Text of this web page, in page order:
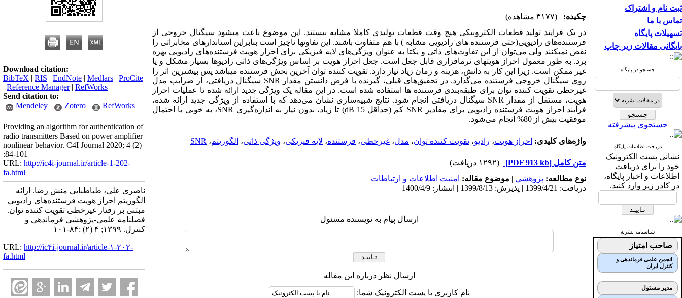
ثبت نام و اشتراک
تماس با ما
تسهیلات پایگاه
بایگانی مقالات زیر چاپ
جستجو در پایگاه
جستجوی پیشرفته
دریافت اطلاعات پایگاه
نشانی پست الکترونیک
خود را برای دریافت
اطلاعات و اخبار پایگاه،
در کادر زیر وارد کنید.
شناسنامه نشریه
صاحب امتیاز
انجمن علمی فرماندهی و
کنترل ایران
مدیر مسئول
چکیده:
(۳۱۷۷ مشاهده)
در یک فرایند تولید قطعات الکترونیکی هیچ وقت قطعات تولیدی کاملا مشابه نیستند. این موضوع باعث می­شود سیگنال خروجی از
فرستنده‌های رادیویی(حتی فرستنده های رادیویی مشابه ) با هم متفاوت باشند. این تفاوت­ها ناچیز است بنابراین استاندارهای مخابراتی را
نقض نمی­کنند ولی می‌توان از این تفاوت‌های ذاتی و یکتا به عنوان ویژگی‌های لایه فیزیکی برای احراز هویت فرستنده‌های رادیویی بهره
برد. به طور معمول احراز هویت­های نرم­افزاری قابل جعل است. جعل احراز هویت بر اساس ویژگی‌های ذاتی رادیوها بسیار مشکل و یا
غیر ممکن است. زیرا این کار به دانش، هزینه و زمان ‌زیاد نیاز دارد. تقویت کننده‌ توان آخرین بخش فرستنده می­باشد پس بیشترین اثر را
روی سیگنال خروجی فرستنده می‌گذارد. در تحقیق‌های قبلی، گیرنده با فرض دانستن مقدار SNR سیگنال دریافتی، از ضرایب مدل
غیرخطی تقویت کننده توان برای طبقه‌بندی فرستنده ها استفاده شده است. در این مقاله یک ویژگی جدید ارائه شده تا عملیات احراز
هویت، مستقل از مقدار
SNR سیگنال دریافتی انجام شود. نتایج شبیه‌سازی نشان می‌دهد که با استفاده از ویژگی جدید ارائه شده،
فرآیند احراز هویت فرستنده رادیویی برای مقادیر
SNR کم (حداقلdB 15) تا زیاد، بدون نیاز به اندازه‌گیری SNR، به خوبی با احتمال
موفقیت بیش از 80% انجام می‌شود.
واژه‌های کلیدی: احراز هویت، رادیو، تقویت کننده توان، مدل، غیرخطی، فرستنده، لایه فیزیکی، ویژگی ذاتی، الگوریتم، SNR
متن کامل [PDF 913 kb]
(۱۲۹۲ دریافت)
نوع مطالعه: پژوهشي | موضوع مقاله: امنیت اطلاعات و ارتباطات
دریافت: 1399/4/21 | پذیرش: 1399/8/13 | انتشار: 1400/4/9
ارسال پیام به نویسنده مسئول
ارسال نظر درباره این مقاله
نام کاربری یا پست الکترونیک شما:
Download citation:
BibTeX | RIS | EndNote | Medlars | ProCite
| Reference Manager| RefWorks
Send citation to:
Mendeley
Zotero RefWorks
Providing an algorithm for authentication of
radio transmitters Based on power amplifier
nonlinear behavior. C4I Journal 2020; 4 (2)
:84-101
URL: http://ic4i-journal.ir/article-1-202-
fa.html
ناصری علی، طباطبایی منش رضا. ارائه
الگوریتم احراز هویت فرستنده‌های رادیویی
مبتنی بر رفتار غیرخطی تقویت کننده توان.
فصلنامه علمی-پژوهشی فرماندهی و
کنترل. ۱۳۹۹; ۴ (۲) :۸۴-۱۰۱
URL: http://ic۴i-journal.ir/article-۱-۲۰۲-
fa.html